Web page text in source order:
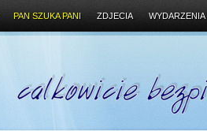
PAN SZUKA PANI ZDJECIA WYDARZENIA